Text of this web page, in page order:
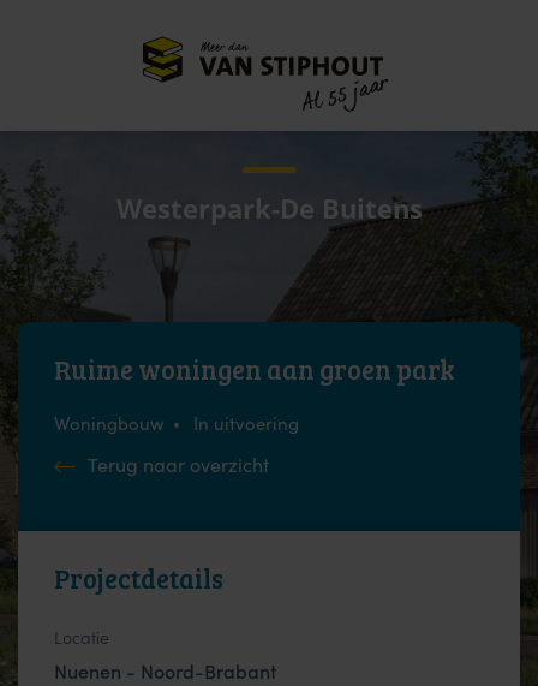
Meer dan
Al 55 jaar
Westerpark-De Buitens
Ruime woningen aan groen park
Woningbouw In uitvoering
Terug naar overzicht
Projectdetails
Locatie
Nuenen - Noord-Brabant